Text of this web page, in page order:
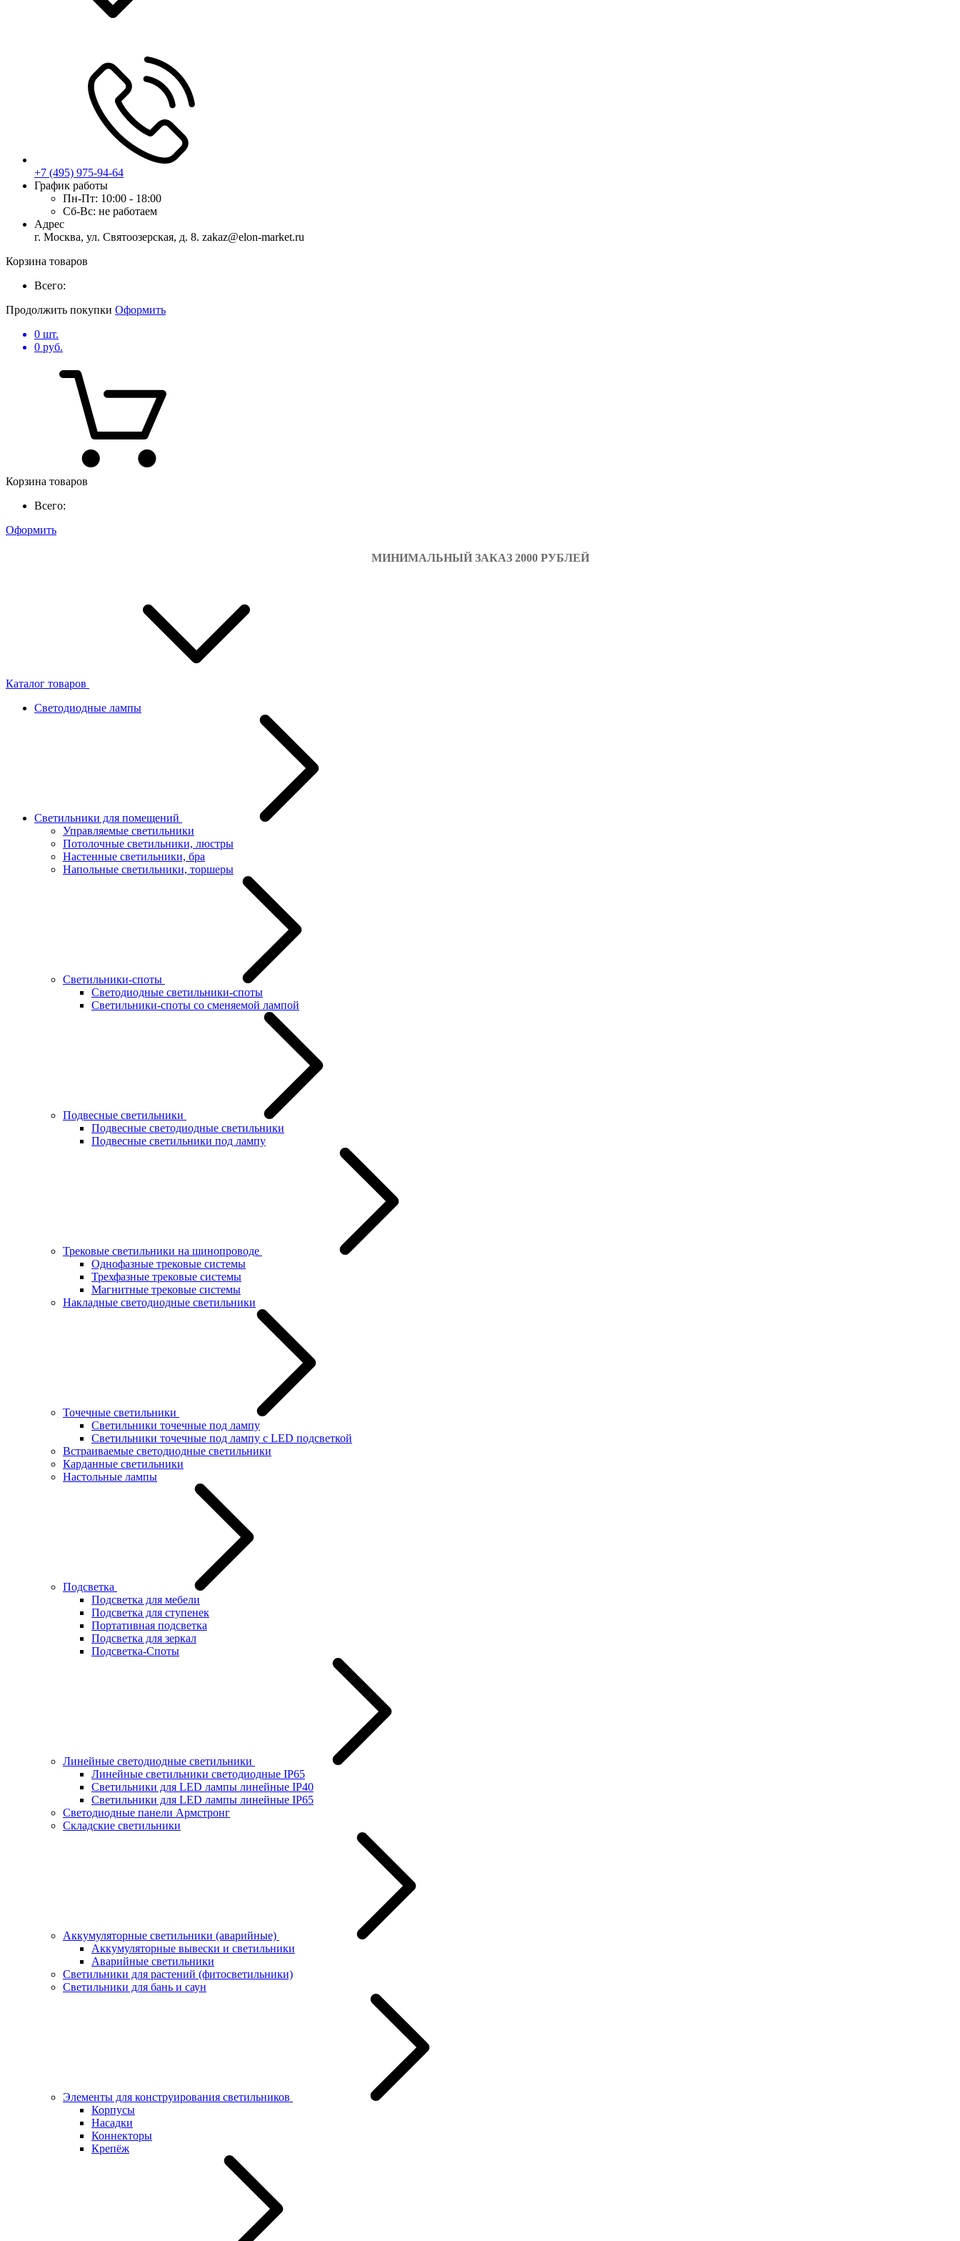
+7 (495) 975-94-64
График работы
Пн-Пт: 10:00 - 18:00
Сб-Вс: не работаем
Адрес
г. Москва, ул. Святоозерская, д. 8. zakaz@elon-market.ru
Корзина товаров
Всего:
Продолжить покупки Оформить
0 шт.
0 руб.
Корзина товаров
Всего:
Оформить
МИНИМАЛЬНЫЙ ЗАКАЗ 2000 РУБЛЕЙ
Каталог товаров
Светодиодные лампы
Светильники для помещений
Управляемые светильники
Потолочные светильники, люстры
Настенные светильники, бра
Напольные светильники, торшеры
Светильники-споты
Светодиодные светильники-споты
Светильники-споты со сменяемой лампой
Подвесные светильники
Подвесные светодиодные светильники
Подвесные светильники под лампу
Трековые светильники на шинопроводе
Однофазные трековые системы
Трехфазные трековые системы
Магнитные трековые системы
Накладные светодиодные светильники
Точечные светильники
Светильники точечные под лампу
Светильники точечные под лампу с LED подсветкой
Встраиваемые светодиодные светильники
Карданные светильники
Настольные лампы
Подсветка
Подсветка для мебели
Подсветка для ступенек
Портативная подсветка
Подсветка для зеркал
Подсветка-Споты
Линейные светодиодные светильники
Линейные светильники светодиодные IP65
Светильники для LED лампы линейные IP40
Светильники для LED лампы линейные IP65
Светодиодные панели Армстронг
Складские светильники
Аккумуляторные светильники (аварийные)
Аккумуляторные вывески и светильники
Аварийные светильники
Светильники для растений (фитосветильники)
Светильники для бань и саун
Элементы для конструирования светильников
Корпусы
Насадки
Коннекторы
Крепёж